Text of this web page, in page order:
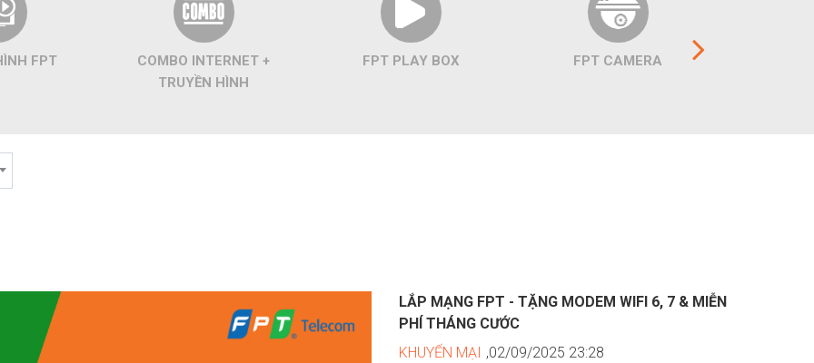
FPT
COMBO INTERNET +
TRUYỀN HÌNH
FPT PLAY BOX FPT CAMERA
LẮP MẠNG FPT - TẶNG MODEM WIFI 6, 7 & MIỄN
PHÍ THÁNG CƯỚC
KHUYẾN MẠI ,02/09/2025 23:28